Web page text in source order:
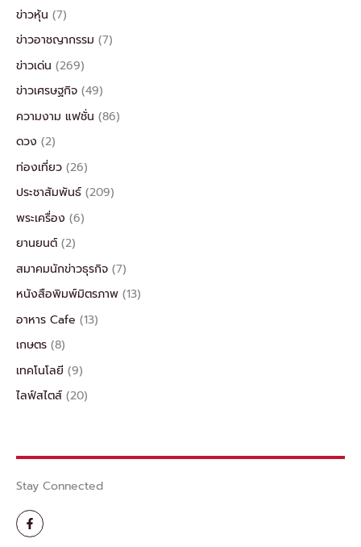
ข่าวหุ้น (7)
ข่าวอาชญากรรม (7)
ข่าวเด่น (269)
ข่าวเศรษฐกิจ (49)
ความงาม แฟชั่น (86)
ดวง (2)
ท่องเที่ยว (26)
ประชาสัมพันธ์ (209)
พระเครื่อง (6)
ยานยนต์ (2)
สมาคมนักข่าวธุรกิจ (7)
หนังสือพิมพ์มิตรภาพ (13)
อาหาร Cafe (13)
เกษตร (8)
เทคโนโลยี (9)
ไลฟ์สไตส์ (20)
Stay Connected
F
a
c